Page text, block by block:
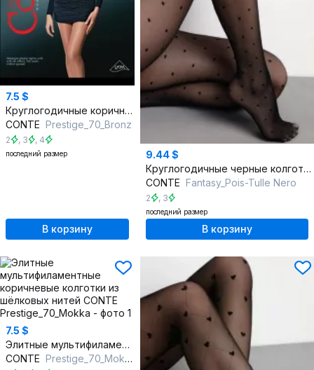
7.5 $
Круглогодичные коричневые трикотажные колготки Элегантность
CONTE Prestigе_70_Bronz
2 , 3 , 4
последний размер
В корзину
9.44 $
Круглогодичные черные колготки с эффектом тюля 30 den
CONTE Fantasy_Pois-Tulle Nero
2 , 3
последний размер
В корзину
7.5 $
Элитные мультифиламентные коричневые колготки из шёлковых нитей
CONTE Prestigе_70_Mokka